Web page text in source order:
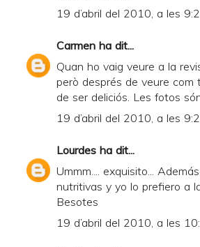
19 d’abril del 2010, a les
Carmen ha dit...
Quan ho vaig veure a la
però després de veure com
de ser deliciós. Les fotos
19 d’abril del 2010, a les
Lourdes ha dit...
Ummm.... exquisito...
nutritivas y yo lo prefiero a
Besotes
19 d’abril del 2010, a les